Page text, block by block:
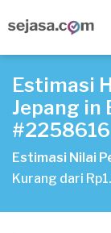
Estimasi
Jepang in
#2258616
Estimasi Nilai
Kurang dari